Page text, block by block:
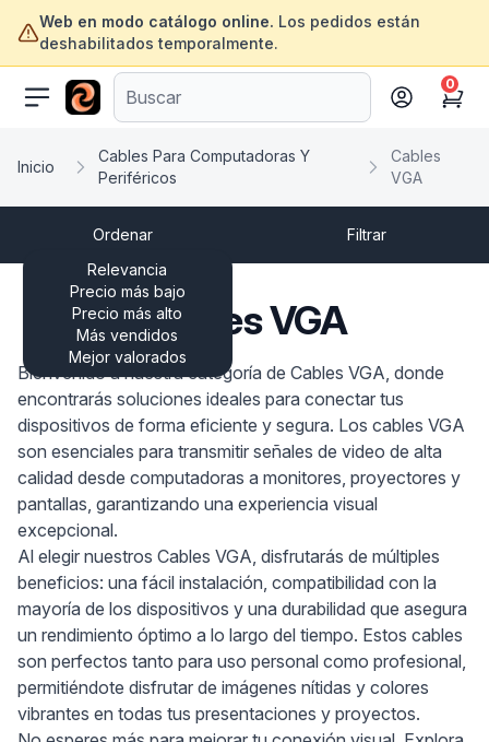
Web en modo catálogo online. Los pedidos están
deshabilitados temporalmente.
ofertasinformatica.com
Cart
0
Inicio
Cables Para Computadoras Y
Periféricos
Cables
VGA
Ordenar
Relevancia
Precio más bajo
Precio más alto
Más vendidos
Mejor valorados
Filtrar
Cables VGA
Bienvenido a nuestra categoría de Cables VGA, donde
encontrarás soluciones ideales para conectar tus
dispositivos de forma eficiente y segura. Los cables VGA
son esenciales para transmitir señales de video de alta
calidad desde computadoras a monitores, proyectores y
pantallas, garantizando una experiencia visual
excepcional.
Al elegir nuestros Cables VGA, disfrutarás de múltiples
beneficios: una fácil instalación, compatibilidad con la
mayoría de los dispositivos y una durabilidad que asegura
un rendimiento óptimo a lo largo del tiempo. Estos cables
son perfectos tanto para uso personal como profesional,
permitiéndote disfrutar de imágenes nítidas y colores
vibrantes en todas tus presentaciones y proyectos.